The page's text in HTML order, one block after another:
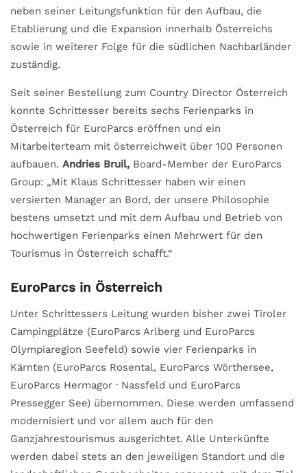
neben seiner Leitungsfunktion für den Aufbau, die
Etablierung und die Expansion innerhalb Österreichs
sowie in weiterer Folge für die südlichen Nachbarländer
zuständig.
Seit seiner Bestellung zum Country Director Österreich
konnte Schrittesser bereits sechs Ferienparks in
Österreich für EuroParcs eröffnen und ein
Mitarbeiterteam mit österreichweit über 100 Personen
aufbauen. Andries Bruil, Board-Member der EuroParcs
Group: „Mit Klaus Schrittesser haben wir einen
versierten Manager an Bord, der unsere Philosophie
bestens umsetzt und mit dem Aufbau und Betrieb von
hochwertigen Ferienparks einen Mehrwert für den
Tourismus in Österreich schafft.“
EuroParcs in Österreich
Unter Schrittessers Leitung wurden bisher zwei Tiroler
Campingplätze (EuroParcs Arlberg und EuroParcs
Olympiaregion Seefeld) sowie vier Ferienparks in
Kärnten (EuroParcs Rosental, EuroParcs Wörthersee,
EuroParcs Hermagor · Nassfeld und EuroParcs
Pressegger See) übernommen. Diese werden umfassend
modernisiert und vor allem auch für den
Ganzjahrestourismus ausgerichtet. Alle Unterkünfte
werden dabei stets an den jeweiligen Standort und die